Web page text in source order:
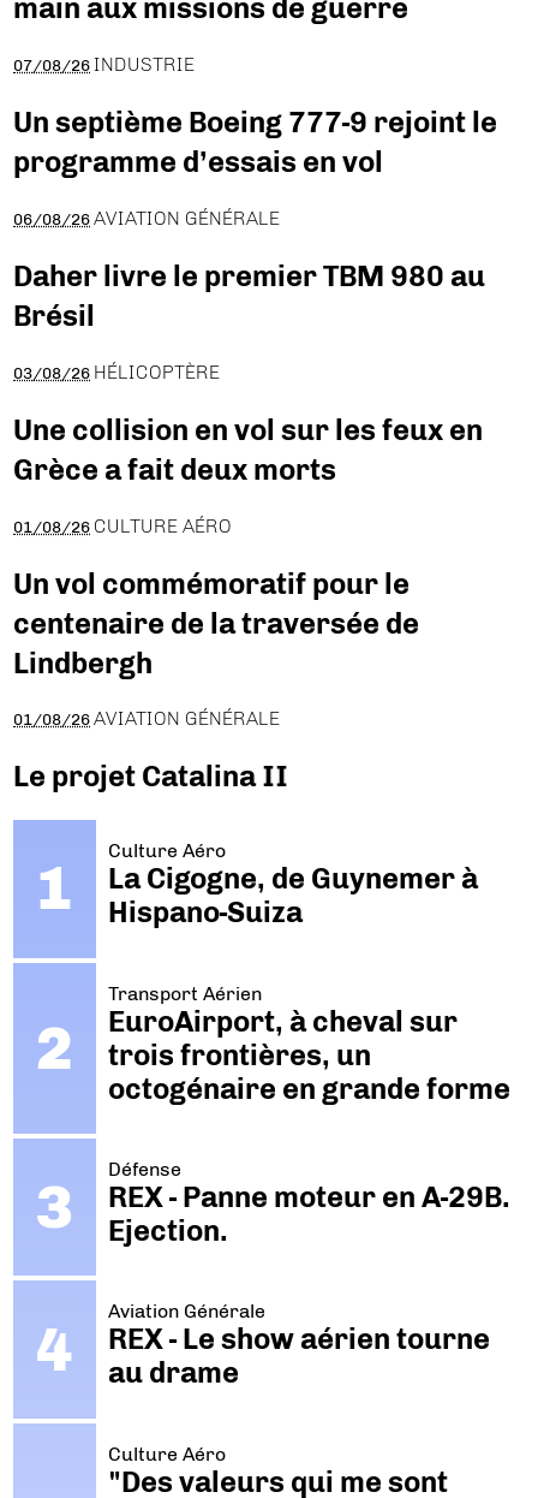
main aux missions de guerre
07/08/26 INDUSTRIE
Un septième Boeing 777-9 rejoint le
programme d’essais en vol
06/08/26 AVIATION GÉNÉRALE
Daher livre le premier TBM 980 au
Brésil
03/08/26 HÉLICOPTÈRE
Une collision en vol sur les feux en
Grèce a fait deux morts
01/08/26 CULTURE AÉRO
Un vol commémoratif pour le
centenaire de la traversée de
Lindbergh
01/08/26 AVIATION GÉNÉRALE
Le projet Catalina II
Culture Aéro
La Cigogne, de Guynemer à
Hispano-Suiza
Transport Aérien
EuroAirport, à cheval sur
trois frontières, un
octogénaire en grande forme
Défense
REX - Panne moteur en A-29B.
Ejection.
Aviation Générale
REX - Le show aérien tourne
au drame
Culture Aéro
"Des valeurs qui me sont